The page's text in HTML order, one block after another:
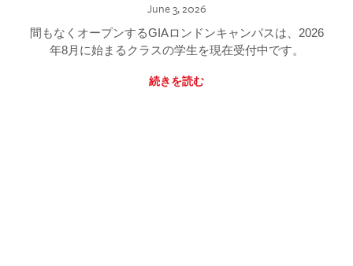
June 3, 2026
間もなくオープンするGIAロンドンキャンパスは、2026
年8月に始まるクラスの学生を現在受付中です。
続きを読む